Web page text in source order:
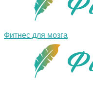
Фитнес для мозга